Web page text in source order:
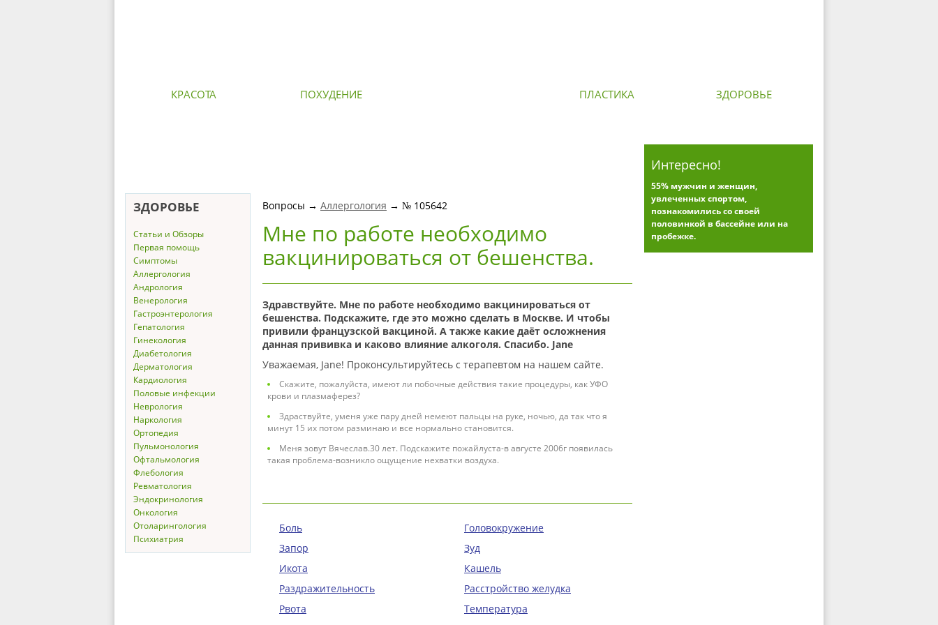
КРАСОТА ПОХУДЕНИЕ ПЛАСТИКА ЗДОРОВЬЕ
Интересно!
55% мужчин и женщин,
увлеченных спортом,
познакомились со своей
половинкой в бассейне или на
пробежке.
ЗДОРОВЬЕ
Статьи и Обзоры
Первая помощь
Симптомы
Аллергология
Андрология
Венерология
Гастроэнтерология
Гепатология
Гинекология
Диабетология
Дерматология
Кардиология
Половые инфекции
Неврология
Наркология
Ортопедия
Пульмонология
Офтальмология
Флебология
Ревматология
Эндокринология
Онкология
Отоларингология
Психиатрия
Вопросы → Аллергология → № 105642
Мне по работе необходимо
вакцинироваться от бешенства.
Здравствуйте. Мне по работе необходимо вакцинироваться от
бешенства. Подскажите, где это можно сделать в Москве. И чтобы
привили французской вакциной. А также какие даёт осложнения
данная прививка и каково влияние алкоголя. Спасибо. Jane
Уважаемая, Jane! Проконсультируйтесь с терапевтом на нашем сайте.
Скажите, пожалуйста, имеют ли побочные действия такие процедуры, как УФО
крови и плазмаферез?
Здраствуйте, уменя уже пару дней немеют пальцы на руке, ночью, да так что я
минут 15 их потом разминаю и все нормально становится.
Меня зовут Вячеслав.30 лет. Подскажите пожайлуста-в августе 2006г появилась
такая проблема-возникло ощущение нехватки воздуха.
Боль
Головокружение
Запор
Зуд
Икота
Кашель
Раздражительность
Расстройство желудка
Рвота
Температура